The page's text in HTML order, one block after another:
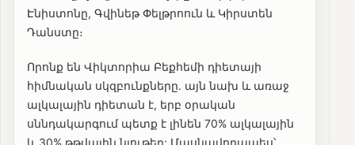
Էնիստոնը, Գվինեթ Փելթրոուն և Կիրստեն
Դանստը։
Որոնք են Վիկտորիա Բեքհեմի դիետայի
հիմնական սկզբունքները. այն նախ և առաջ
ալկալային դիետան է, երբ օրական
սննդակարգում պետք է լինեն 70% ալկալային